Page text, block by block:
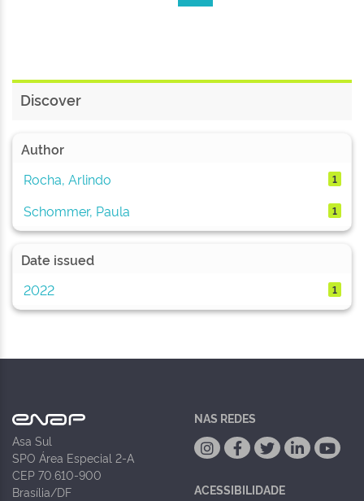
Discover
Author
Rocha, Arlindo
1
Schommer, Paula 1
Date issued
2022
1
Asa Sul
SPO Área Especial 2-A
CEP 70.610-900
Brasília/DF
NAS REDES
ACESSIBILIDADE